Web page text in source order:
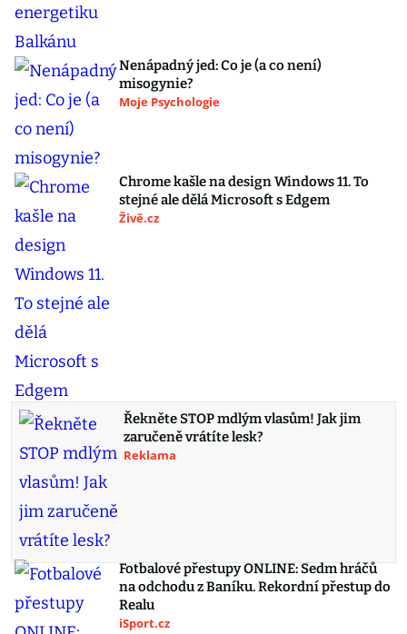
Nenápadný jed: Co je (a co není)
misogynie?
Moje Psychologie
Chrome kašle na design Windows 11. To
stejné ale dělá Microsoft s Edgem
Živě.cz
Řekněte STOP mdlým vlasům! Jak jim
zaručeně vrátíte lesk?
Reklama
Fotbalové přestupy ONLINE: Sedm hráčů
na odchodu z Baníku. Rekordní přestup do
Realu
iSport.cz